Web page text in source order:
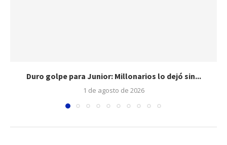
Duro golpe para Junior: Millonarios lo dejó sin...
1 de agosto de 2026